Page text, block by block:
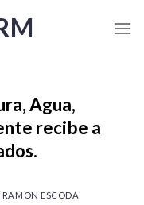
Agua,
recibe a
RAMON ESCODA